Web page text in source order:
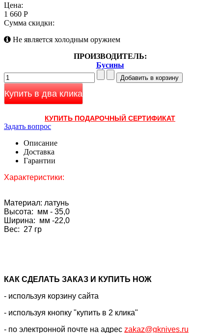
Цена:
1 660 Р
Сумма скидки:
Не является холодным оружием
ПРОИЗВОДИТЕЛЬ:
Бусины
Купить в два клика
КУПИТЬ ПОДАРОЧНЫЙ СЕРТИФИКАТ
Задать вопрос
Описание
Доставка
Гарантии
Характеристики:
Материал: латунь
Высота: мм - 35,0
Ширина: мм -22,0
Вес: 27 гр
КАК CДЕЛАТЬ ЗАКАЗ И КУПИТЬ НОЖ
- используя корзину сайта
- используя кнопку "купить в 2 клика"
- по электронной почте на адрес zakaz@gknives.ru